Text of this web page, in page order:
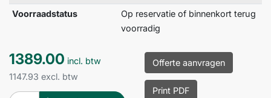
Voorraadstatus
Op reservatie of binnenkort terug
voorradig
1389.00 incl. btw
1147.93 excl. btw
Offerte aanvragen
Print PDF